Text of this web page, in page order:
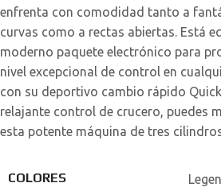
enfrenta con comodidad tanto a
curvas como a rectas abiertas. Está
moderno paquete electrónico para
nivel excepcional de control en
con su deportivo cambio rápido
relajante control de crucero, puedes
esta potente máquina de tres
COLORES